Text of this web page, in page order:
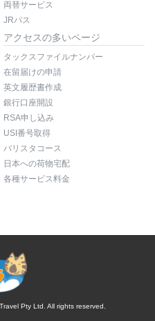
両替サービス
JRパス
アクセスの多いページ
タックスファイルナンバー
在留届けの申請
英文履歴書作成
銀行口座開設
RSA申し込み
USI番号取得
バリスタコース
日本への荷物宅配
各種サービス料金
Pty Ltd. All rights reserved.